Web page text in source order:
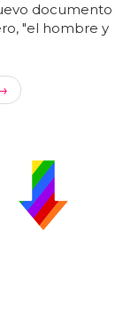
documento
"el hombre y